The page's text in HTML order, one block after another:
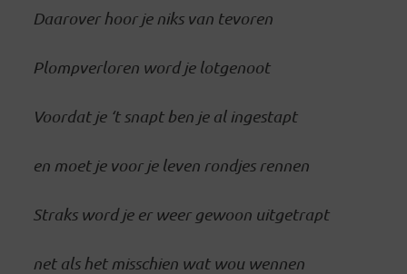
Daarover hoor je niks van tevoren
Plompverloren word je lotgenoot
Voordat je ‘t snapt ben je al ingestapt
en moet je voor je leven rondjes rennen
Straks word je er weer gewoon uitgetrapt
net als het misschien wat wou wennen